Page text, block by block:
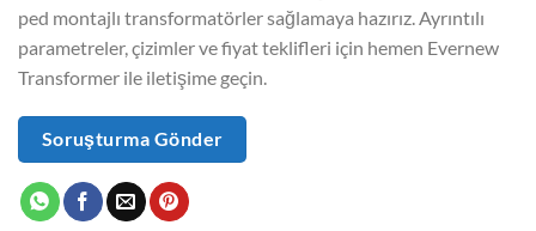
ped montajlı transformatörler sağlamaya hazırız. Ayrıntılı
parametreler, çizimler ve fiyat teklifleri için hemen Evernew
Transformer ile iletişime geçin.
Soruşturma Gönder